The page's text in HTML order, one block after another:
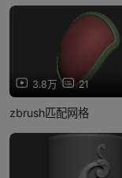
3.8万 21
zbrush匹配网格